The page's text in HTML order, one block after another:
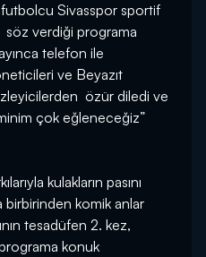
Sivasspor sportif
verdiği programa
telefon ile
ve Beyazıt
özür diledi ve
çok eğleneceğiz”
kulakların pasını
komik anlar
tesadüfen 2. kez,
konuk